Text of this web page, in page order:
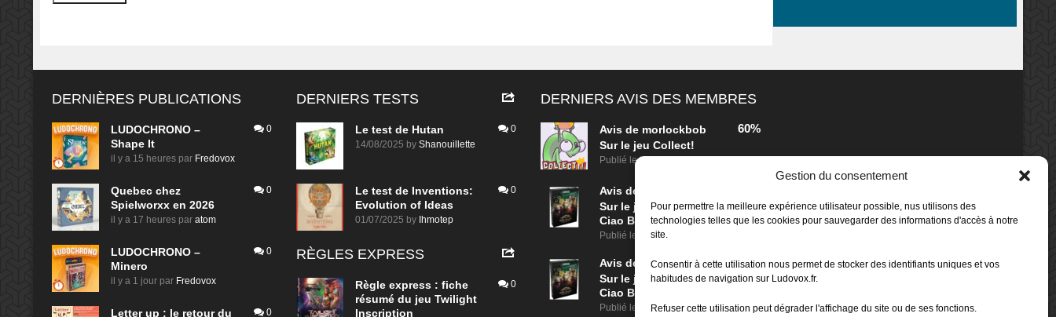
Gestion du consentement
Pour permettre la meilleure expérience utilisateur possible, nus utilisons des
technologies telles que les cookies pour sauvegarder des informations d'accès à notre
site.
Consentir à cette utilisation nous permet de stocker des identifiants uniques et vos
habitudes de navigation sur Ludovox.fr.
Refuser cette utilisation peut dégrader l'affichage du site ou de ses fonctions.
DERNIÈRES PUBLICATIONS
LUDOCHRONO –
Shape It
il y a 15 heures par Fredovox
0
Quebec chez
Spielworxx en 2026
il y a 17 heures par atom
0
LUDOCHRONO –
Minero
il y a 1 jour par Fredovox
0
Letter up : le retour du 0
DERNIERS TESTS
Le test de Hutan
14/08/2025 by Shanouillette
0
Le test de Inventions:
Evolution of Ideas
01/07/2025 by Ihmotep
0
RÈGLES EXPRESS
Règle express : fiche
résumé du jeu Twilight
Inscription
0
DERNIERS AVIS DES MEMBRES
Avis de morlockbob
Sur le jeu Collect!
Publié leil y a 2 heures
60%
Avis de
Sur le jeu Detective Box -
Ciao Bella
Publié le il y a 1 jour
Avis de
morlockbob
Sur le jeu Detective Box -
Ciao Bella
Publié le il y a 1 jour
80%